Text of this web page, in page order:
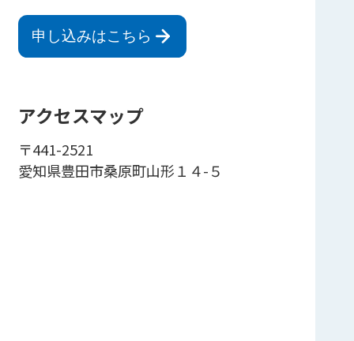
申し込みはこちら
アクセスマップ
〒441-2521
愛知県豊田市桑原町山形１４-５